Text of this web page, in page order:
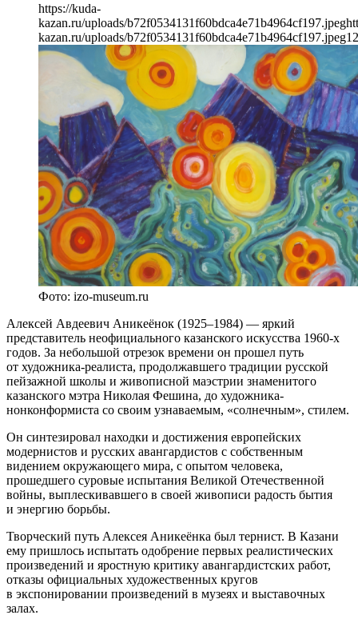
https://kuda-
kazan.ru/uploads/b72f0534131f60bdca4e71b4964cf197.jpeg
kazan.ru/uploads/b72f0534131f60bdca4e71b4964cf197.jpeg
Фото: izo-museum.ru
Алексей Авдеевич Аникеёнок (1925–1984) — яркий
представитель неофициального казанского искусства 1960-х
годов. За небольшой отрезок времени он прошел путь
от художника-реалиста, продолжавшего традиции русской
пейзажной школы и живописной маэстрии знаменитого
казанского мэтра Николая Фешина, до художника-
нонконформиста со своим узнаваемым, «солнечным», стилем.
Он синтезировал находки и достижения европейских
модернистов и русских авангардистов с собственным
видением окружающего мира, с опытом человека,
прошедшего суровые испытания Великой Отечественной
войны, выплескивавшего в своей живописи радость бытия
и энергию борьбы.
Творческий путь Алексея Аникеёнка был тернист. В Казани
ему пришлось испытать одобрение первых реалистических
произведений и яростную критику авангардистских работ,
отказы официальных художественных кругов
в экспонировании произведений в музеях и выставочных
залах.